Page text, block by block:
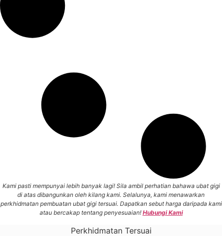
Kami pasti mempunyai lebih banyak lagi! Sila ambil perhatian bahawa ubat gigi
di atas dibangunkan oleh kilang kami. Selalunya, kami menawarkan
perkhidmatan pembuatan ubat gigi tersuai. Dapatkan sebut harga daripada kami
atau bercakap tentang penyesuaian! Hubungi Kami
Perkhidmatan Tersuai